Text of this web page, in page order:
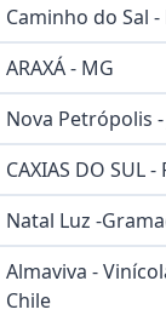
Caminho do Sal
ARAXÁ - MG
Nova Petrópolis
CAXIAS DO SUL -
Natal Luz -
Almaviva -
Chile